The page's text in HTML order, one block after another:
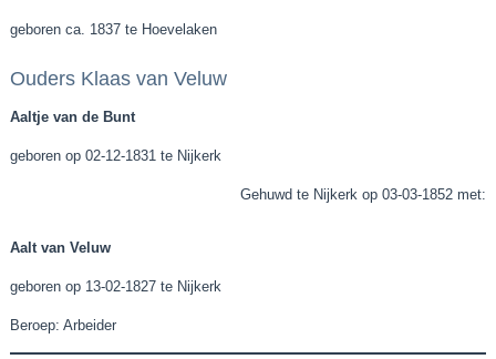
geboren ca. 1837 te Hoevelaken
Ouders Klaas van Veluw
Aaltje van de Bunt
geboren op 02-12-1831 te Nijkerk
Gehuwd te Nijkerk op 03-03-1852 met:
Aalt van Veluw
geboren op 13-02-1827 te Nijkerk
Beroep: Arbeider